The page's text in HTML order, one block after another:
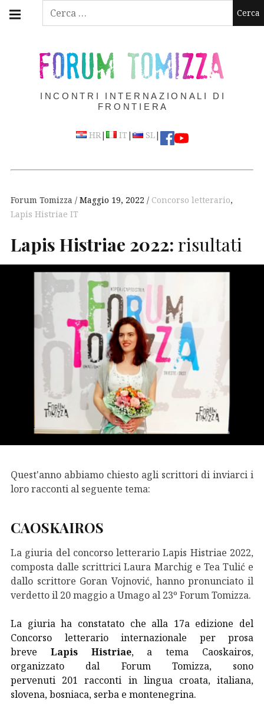
Ricerca
Skip
FORUM TOMIZZA
INCONTRI INTERNAZIONALI DI
FRONTIERA
HR| IT | SL|
navigation
Forum Tomizza Maggio 19, 2022 Concorso letterario,
Lapis Histriae IT
Lapis Histriae 2022: risultati
Quest'anno abbiamo chiesto agli scrittori di inviarci i
loro racconti al seguente tema:
CAOSKAIROS
La giuria del concorso letterario Lapis Histriae 2022,
composta dalle scrittrici Laura Marchig e Tea Tulić e
dallo scrittore Goran Vojnović, hannopronunciato il
verdetto il 20 maggio a Umago al 23º Forum Tomizza.
La giuria ha constatato che alla 17a edizione del
Concorso letterario internazionale per prosa
breve Lapis Histriae, a tema Caoskairos,
organizzato dal Forum Tomizza, sono
pervenuti 201 racconti in lingua croata, italiana,
slovena, bosniaca, serba e montenegrina.